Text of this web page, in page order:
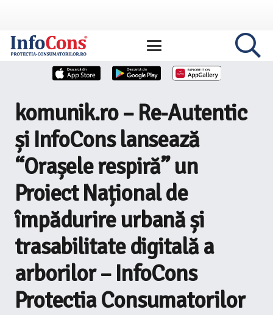
komunik.ro – Re-Autentic
și InfoCons lansează
“Orașele respiră” un
Proiect Național de
împădurire urbană și
trasabilitate digitală a
arborilor – InfoCons
Protectia Consumatorilor